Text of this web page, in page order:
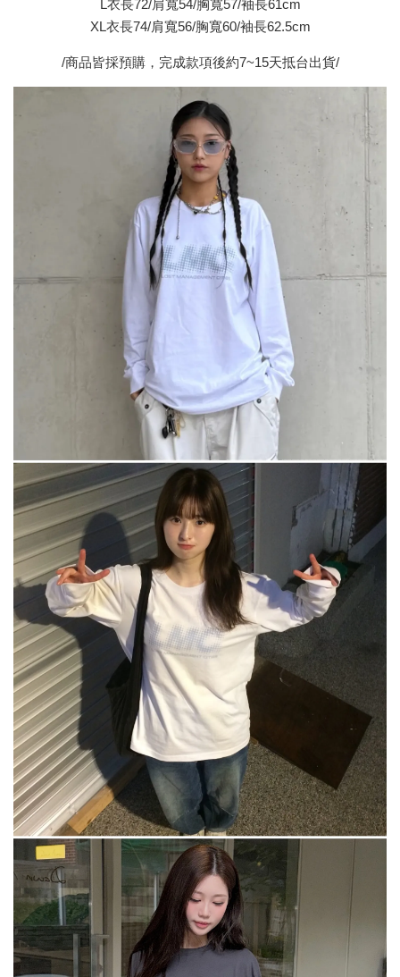
L衣長72/肩寬54/胸寬57/袖長61cm
XL衣長74/肩寬56/胸寬60/袖長62.5cm
/商品皆採預購，完成款項後約7~15天抵台出貨/